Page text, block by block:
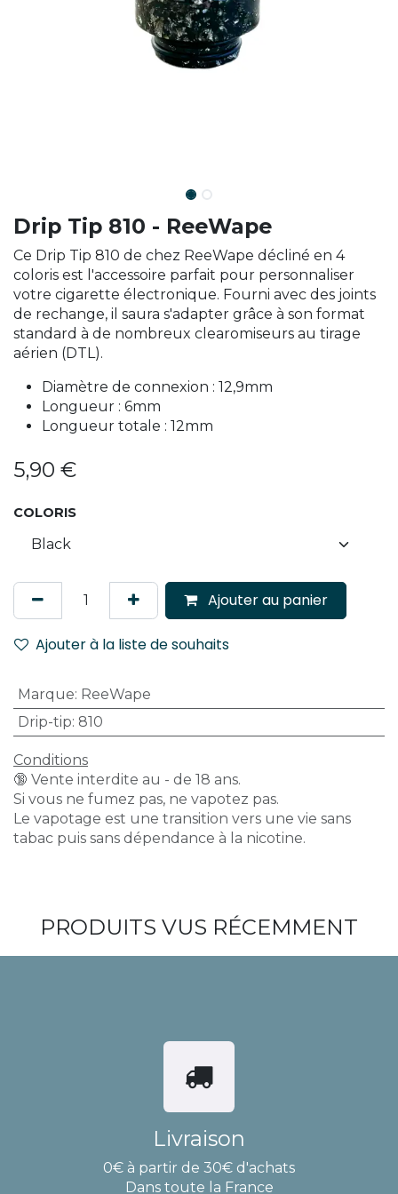
Drip Tip 810 - ReeWape
Ce Drip Tip 810 de chez ReeWape décliné en 4
coloris est l'accessoire parfait pour personnaliser
votre cigarette électronique. Fourni avec des joints
de rechange, il saura s'adapter grâce à son format
standard à de nombreux clearomiseurs au tirage
aérien (DTL).
Diamètre de connexion : 12,9mm
Longueur : 6mm
Longueur totale : 12mm
5,90 €
COLORIS
Ajouter au panier
Ajouter à la liste de souhaits
Marque: ReeWape
Drip-tip: 810
Conditions
🔞 Vente interdite au - de 18 ans.
Si vous ne fumez pas, ne vapotez pas.
Le vapotage est une transition vers une vie sans
tabac puis sans dépendance à la nicotine.
PRODUITS VUS RÉCEMMENT
Livraison
0€ à partir de 30€ d'achats
Dans toute la France